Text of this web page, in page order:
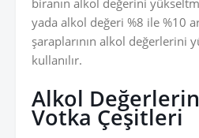
biranın alkol değerini
yada alkol değeri %8 ile %10
şaraplarının alkol değerlerini
kullanılır.
Alkol
Votka Çeşitleri